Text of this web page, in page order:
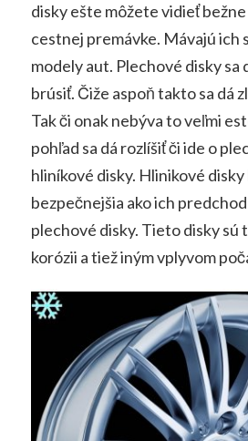
disky ešte môžete vidieť
cestnej premávke. Mávajú ich
modely aut. Plechové disky sa
brúsiť. Čiže aspoň takto sa dá
Tak či onak nebýva to veľmi
pohľad sa dá rozlíšiť či ide o
hliníkové disky. Hlinikové
bezpečnejšia ako ich
plechové disky. Tieto disky sú
korózii a tiež iným vplyvom